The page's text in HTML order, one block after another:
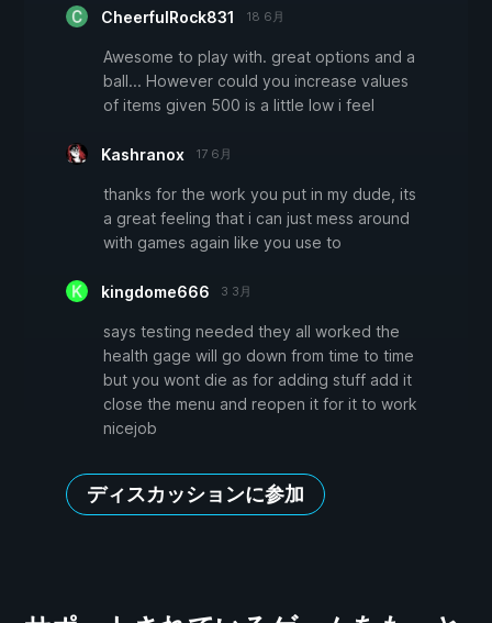
CheerfulRock831 18 6月
Awesome to play with. great options and a
ball... However could you increase values
of items given 500 is a little low i feel
Kashranox 17 6月
thanks for the work you put in my dude, its
a great feeling that i can just mess around
with games again like you use to
kingdome666 3 3月
says testing needed they all worked the
health gage will go down from time to time
but you wont die as for adding stuff add it
close the menu and reopen it for it to work
nicejob
ディスカッションに参加